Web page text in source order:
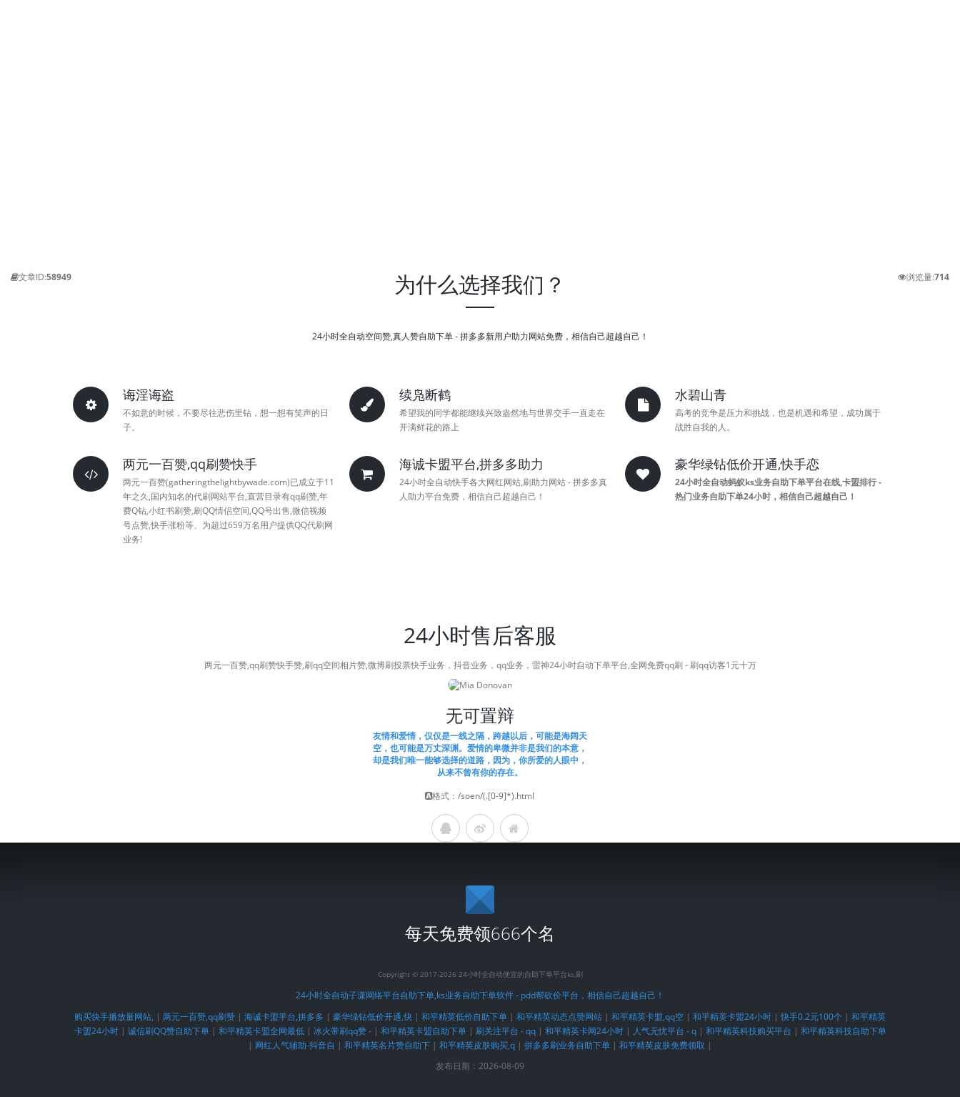
文章ID:58949 浏览量:714
为什么选择我们？
24小时全自动空间赞,真人赞自助下单 - 拼多多新用户助力网站免费，相信自己超越自己！
诲淫诲盗
不如意的时候，不要尽往悲伤里钻，想一想有笑声的日
子。
续凫断鹤
希望我的同学都能继续兴致盎然地与世界交手一直走在
开满鲜花的路上
水碧山青
高考的竞争是压力和挑战，也是机遇和希望，成功属于
战胜自我的人。
两元一百赞,qq刷赞快手
两元一百赞(gatheringthelightbywade.com)已成立于11
年之久,国内知名的代刷网站平台,直营目录有qq刷赞,年
费Q钻,小红书刷赞,刷QQ情侣空间,QQ号出售,微信视频
号点赞,快手涨粉等、为超过659万名用户提供QQ代刷网
业务!
海诚卡盟平台,拼多多助力
24小时全自动快手各大网红网站,刷助力网站 - 拼多多真
人助力平台免费，相信自己超越自己！
豪华绿钻低价开通,快手恋
24小时全自动蚂蚁ks业务自助下单平台在线,卡盟排行 -
热门业务自助下单24小时，相信自己超越自己！
24小时售后客服
两元一百赞,qq刷赞快手赞,刷qq空间相片赞,微博刷投票快手业务，抖音业务，qq业务，雷神24小时自动下单平台,全网免费qq刷 - 刷qq访客1元十万
无可置辩
友情和爱情，仅仅是一线之隔，跨越以后，可能是海阔天
空，也可能是万丈深渊。爱情的卑微并非是我们的本意，
却是我们唯一能够选择的道路，因为，你所爱的人眼中，
从来不曾有你的存在。
格式：/soen/(.[0-9]*).html
每天免费领666个名
Copyright © 2017-2026 24小时全自动便宜的自助下单平台ks,刷
24小时全自动子潇网络平台自助下单,ks业务自助下单软件 - pdd帮砍价平台，相信自己超越自己！
购买快手播放量网站, | 两元一百赞,qq刷赞 | 海诚卡盟平台,拼多多 | 豪华绿钻低价开通,快 | 和平精英低价自助下单 | 和平精英动态点赞网站 | 和平精英卡盟,qq空 | 和平精英卡盟24小时 |快手0.2元100个 | 和平精英
卡盟24小时| 诚信刷QQ赞自助下单| 和平精英卡盟全网最低| 冰火带刷qq赞 - | 和平精英卡盟自助下单| 刷关注平台 - qq| 和平精英卡网24小时| 人气无忧平台 - q| 和平精英科技购买平台 | 和平精英科技自助下单
| 网红人气辅助-抖音自 | 和平精英名片赞自助下 | 和平精英皮肤购买,q | 拼多多刷业务自助下单 | 和平精英皮肤免费领取 |
发布日期：2026-08-09